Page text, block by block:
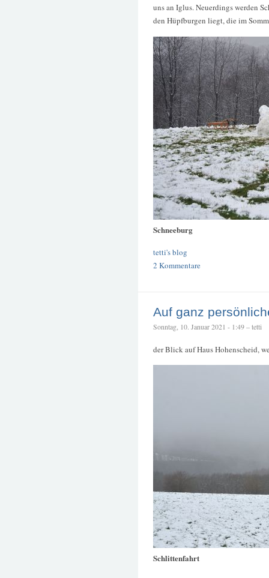
uns an Iglus. Neuerdings werden
den Hüpfburgen liegt, die im
Schneeburg
tetti's blog
2 Kommentare
Auf ganz
Sonntag, 10. Januar 2021 - 1:49 – tetti
der Blick auf Haus Hohenscheid,
Schlittenfahrt